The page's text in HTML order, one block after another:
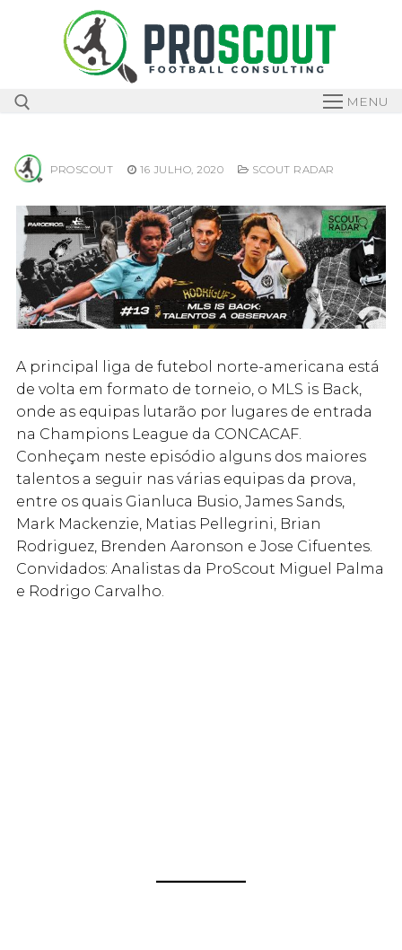
Search for:
MENU
PROSCOUT 16 JULHO, 2020 SCOUT RADAR
A principal liga de futebol norte-americana está
de volta em formato de torneio, o MLS is Back,
onde as equipas lutarão por lugares de entrada
na Champions League da CONCACAF.
Conheçam neste episódio alguns dos maiores
talentos a seguir nas várias equipas da prova,
entre os quais Gianluca Busio, James Sands,
Mark Mackenzie, Matias Pellegrini, Brian
Rodriguez, Brenden Aaronson e Jose Cifuentes.
Convidados: Analistas da ProScout Miguel Palma
e Rodrigo Carvalho.